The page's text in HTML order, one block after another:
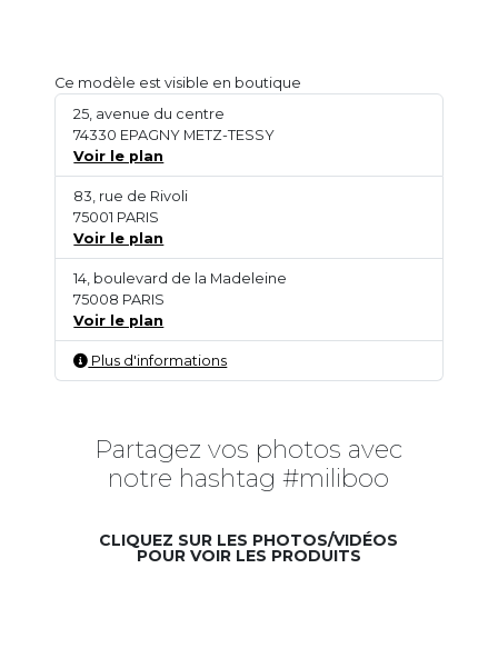
Ce modèle est visible en boutique
25, avenue du centre
74330 EPAGNY METZ-TESSY
Voir le plan
83, rue de Rivoli
75001 PARIS
Voir le plan
14, boulevard de la Madeleine
75008 PARIS
Voir le plan
Plus d'informations
Partagez vos photos avec
notre hashtag #miliboo
CLIQUEZ SUR LES PHOTOS/VIDÉOS
POUR VOIR LES PRODUITS